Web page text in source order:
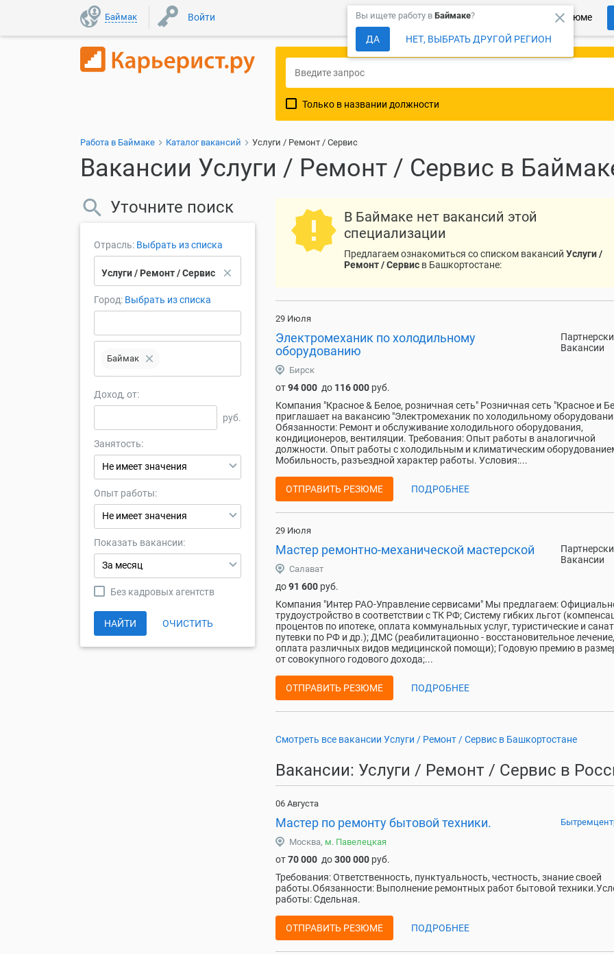
Баймак Войти Более 150 000 компаний ждут Ваше резюме
close
Вы ищете работу в Баймаке?
ДА НЕТ, ВЫБРАТЬ ДРУГОЙ РЕГИОН
Только в названии должности
Работа в Баймаке Каталог вакансий Услуги / Ремонт / Сервис
Вакансии Услуги / Ремонт / Сервис в
В Баймаке нет вакансий этой
специализации
Предлагаем ознакомиться со списком вакансий Услуги /
Ремонт / Сервис в Башкортостане:
29 Июля
Вакансии
Электромеханик по холодильному
оборудованию
Бирск
от94 000 до 116 000 руб.
Компания "Красное & Белое, розничная сеть" Розничная сеть "Красное и
приглашает на вакансию "Электромеханик по холодильному
Обязанности: Ремонт и обслуживание холодильного оборудования,
кондиционеров, вентиляции. Требования: Опыт работы в аналогичной
должности. Опыт работы с холодильным и климатическим
Мобильность, разъездной характер работы. Условия:...
ОТПРАВИТЬ РЕЗЮМЕ ПОДРОБНЕЕ
29 Июля
Вакансии
Мастер ремонтно-механической мастерской
Салават
до91 600 руб.
Компания "Интер РАО-Управление сервисами" Мы предлагаем:
трудоустройство в соответствии с ТК РФ; Систему гибких льгот
процентов по ипотеке, оплата коммунальных услуг, туристические и
путевки по РФ и др.); ДМС (реабилитационно - восстановительное лечение,
оплата различных видов медицинской помощи); Годовую премию в
от совокупного годового дохода;...
ОТПРАВИТЬ РЕЗЮМЕ ПОДРОБНЕЕ
Смотреть все вакансии Услуги / Ремонт / Сервис в Башкортостане
Вакансии: Услуги / Ремонт / Сервис в
06 Августа
Мастер по ремонту бытовой техники.
Москва, м. Павелецкая
от70 000 до300 000 руб.
Требования: Ответственность, пунктуальность, честность, знание своей
работы.Обязанности: Выполнение ремонтных работ бытовой
работы: Сдельная.
ОТПРАВИТЬ РЕЗЮМЕ ПОДРОБНЕЕ
Уточните поиск
Отрасль: Выбрать из списка
Услуги / Ремонт / Сервис close
Город: Выбрать из списка
Баймак close
Доход, от:
руб.
Занятость:
Не имеет значения
Опыт работы:
Не имеет значения
Показать вакансии:
За месяц
Без кадровых агентств
НАЙТИ ОЧИСТИТЬ